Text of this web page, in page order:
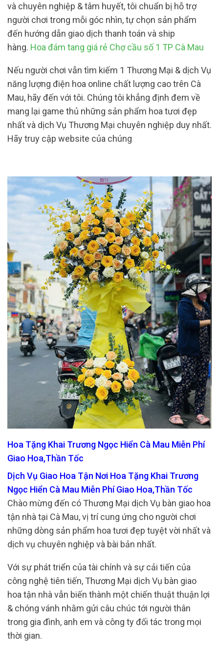
và chuyên nghiệp & tâm huyết, tôi chuẩn bị hỗ trợ
người chơi trong mỗi góc nhìn, tự chọn sản phẩm
đến hướng dẫn giao dịch thanh toán và ship
hàng. Hoa đám tang giá rẻ Chợ cầu số 1 TP Cà Mau
Nếu người chơi vẫn tìm kiếm 1 Thương Mại & dịch Vụ
năng lượng điện hoa online chất lượng cao trên Cà
Mau, hãy đến với tôi. Chúng tôi khẳng định đem về
mang lại game thủ những sản phẩm hoa tươi đẹp
nhất và dịch Vụ Thương Mại chuyên nghiệp duy nhất.
Hãy truy cập website của chúng
Hoa Tặng Khai Trương Ngọc Hiển Cà Mau Miễn Phí
Giao Hoa,Thần Tốc
Dịch Vụ Giao Hoa Tận Nơi Hoa Tặng Khai Trương
Ngọc Hiển Cà Mau Miễn Phí Giao Hoa,Thần Tốc
Chào mừng đến có Thương Mại dịch Vụ bàn giao hoa
tận nhà tại Cà Mau, vị trí cung ứng cho người chơi
những dòng sản phẩm hoa tươi đẹp tuyệt vời nhất và
dịch vụ chuyên nghiệp và bài bản nhất.
Với sự phát triển của tài chính và sự cải tiến của
công nghệ tiên tiến, Thương Mại dịch Vụ bàn giao
hoa tận nhà vẫn biến thành một chiến thuật thuận lợi
& chóng vánh nhằm gửi câu chúc tới người thân
trong gia đình, anh em và công ty đối tác trong mọi
thời gian.